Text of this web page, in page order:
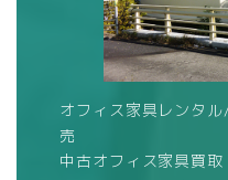
オフィス家具レンタ
売
中古オフィス家具買